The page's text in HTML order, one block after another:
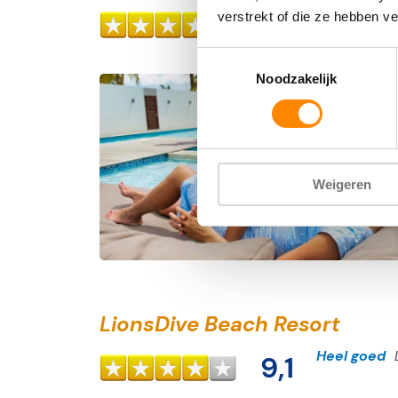
verstrekt of die ze hebben
Noodzakelijk
Weigeren
8,6 Heel goed
LionsDive Beach Resort
9,1 Heel goed